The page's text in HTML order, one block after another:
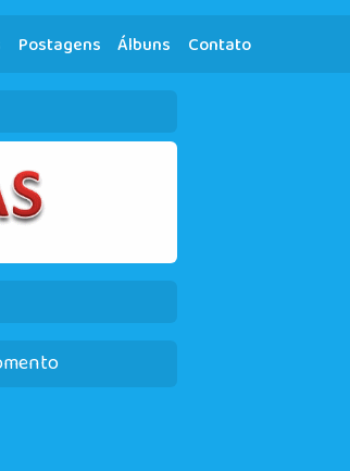
Postagens Álbuns Contato